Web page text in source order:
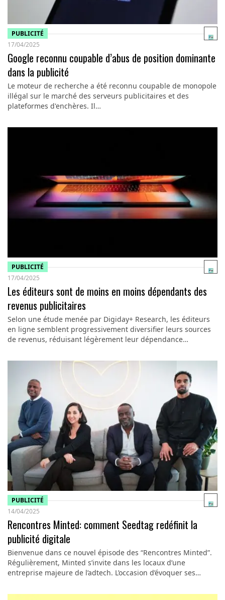
PUBLICITÉ
17/04/2025
Google reconnu coupable d’abus de position dominante
dans la publicité
Le moteur de recherche a été reconnu coupable de monopole
illégal sur le marché des serveurs publicitaires et des
plateformes d'enchères. Il…
PUBLICITÉ
17/04/2025
Les éditeurs sont de moins en moins dépendants des
revenus publicitaires
Selon une étude menée par Digiday+ Research, les éditeurs
en ligne semblent progressivement diversifier leurs sources
de revenus, réduisant légèrement leur dépendance…
PUBLICITÉ
14/04/2025
Rencontres Minted: comment Seedtag redéfinit la
publicité digitale
Bienvenue dans ce nouvel épisode des “Rencontres Minted”.
Régulièrement, Minted s’invite dans les locaux d’une
entreprise majeure de l’adtech. L’occasion d’évoquer ses…